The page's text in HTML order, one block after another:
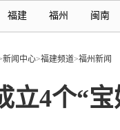
福建 福州 闽南
新闻中心>福建频道>福州新闻
立4个“